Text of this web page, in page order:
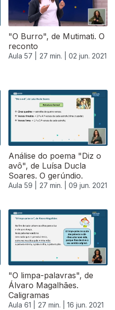
"O Burro", de Mutimati. O
reconto
Aula 57 | 27 min. | 02 jun. 2021
Análise do poema "Diz o
avô", de Luísa Ducla
Soares. O gerúndio.
Aula 59 | 27 min. | 09 jun. 2021
"O limpa-palavras", de
Álvaro Magalhães.
Caligramas
Aula 61 | 27 min. | 16 jun. 2021